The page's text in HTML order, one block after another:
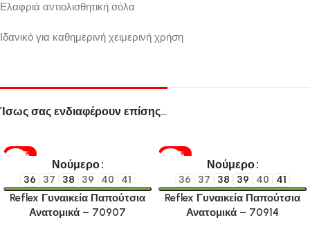
Ελαφριά αντιολισθητική σόλα
Ιδανικό για καθημερινή χειμερινή χρήση
Ίσως σας ενδιαφέρουν επίσης…
-60%
Νούμερο
36 37 38 39 40 41
Reflex Γυναικεία Παπούτσια
Ανατομικά – 70907
-60%
Νούμερο
36 37 38 39 40 41
Reflex Γυναικεία Παπούτσια
Ανατομικά – 70914